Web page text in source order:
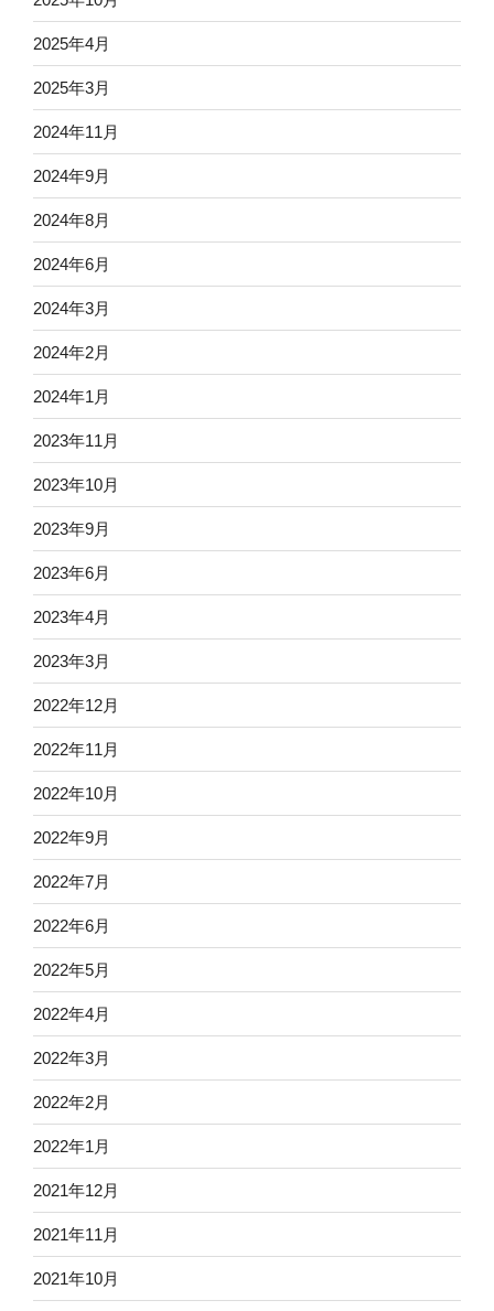
2025年4月
2025年3月
2024年11月
2024年9月
2024年8月
2024年6月
2024年3月
2024年2月
2024年1月
2023年11月
2023年10月
2023年9月
2023年6月
2023年4月
2023年3月
2022年12月
2022年11月
2022年10月
2022年9月
2022年7月
2022年6月
2022年5月
2022年4月
2022年3月
2022年2月
2022年1月
2021年12月
2021年11月
2021年10月